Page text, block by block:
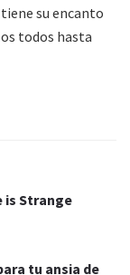
tiene su encanto
todos hasta
is Strange
tu ansia de